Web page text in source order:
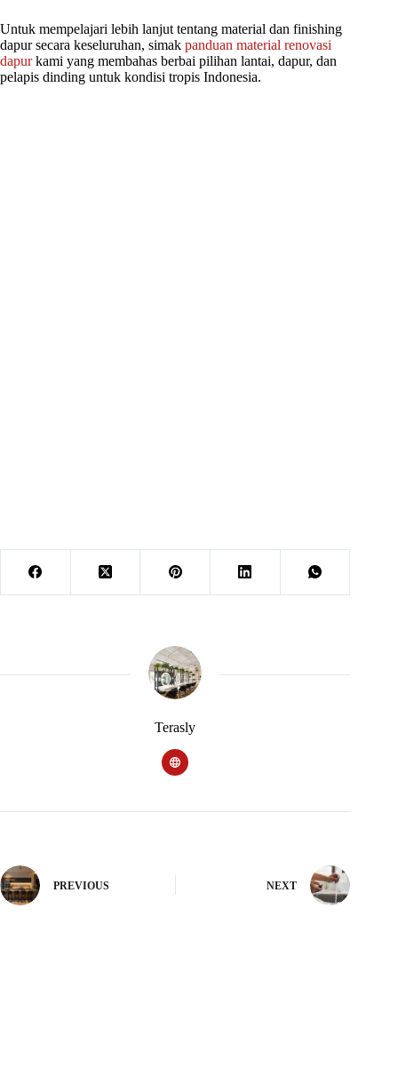
Untuk mempelajari lebih lanjut tentang material dan finishing
dapur secara keseluruhan, simak panduan material renovasi
dapurkami yang membahas berbai pilihan lantai, dapur, dan
pelapis dinding untuk kondisi tropis Indonesia.
Terasly
PREVIOUS NEXT